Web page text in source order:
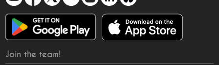
Join the team!